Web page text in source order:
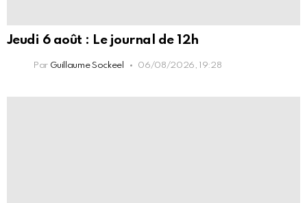
Jeudi 6 août : Le journal de 12h
Par Guillaume Sockeel 06/08/2026, 19:28